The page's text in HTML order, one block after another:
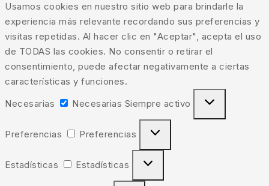
Usamos cookies en nuestro sitio web para brindarle la
experiencia más relevante recordando sus preferencias y
visitas repetidas. Al hacer clic en "Aceptar", acepta el uso
de TODAS las cookies. No consentir o retirar el
consentimiento, puede afectar negativamente a ciertas
características y funciones.
Necesarias
Necesarias Siempre activo
Preferencias Preferencias
Estadísticas Estadísticas